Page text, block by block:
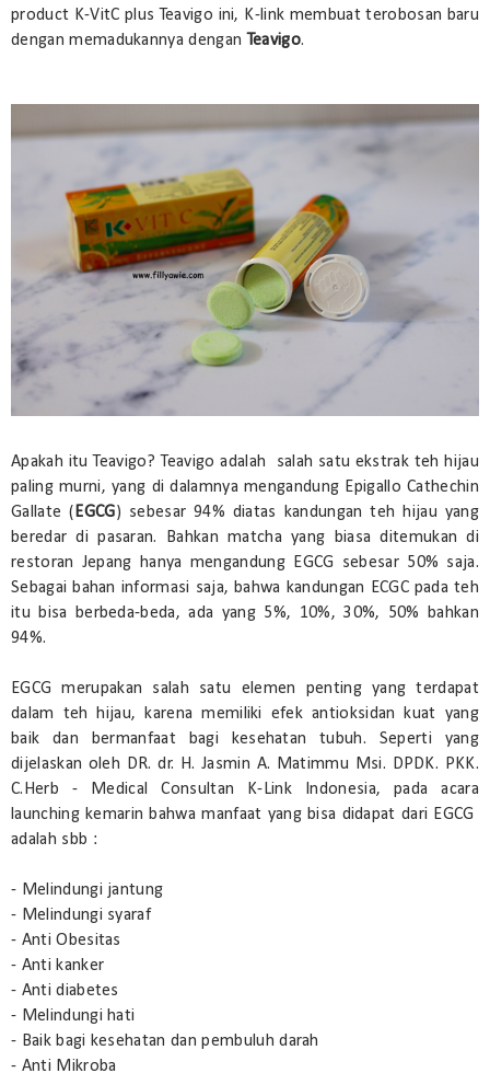
product K-VitC plus Teavigo ini, K-link membuat terobosan baru
dengan memadukannya dengan Teavigo.
Apakah itu Teavigo? Teavigo adalah salah satu ekstrak teh hijau
paling murni, yang di dalamnya mengandung Epigallo Cathechin
Gallate (EGCG) sebesar 94% diatas kandungan teh hijau yang
beredar di pasaran. Bahkan matcha yang biasa ditemukan di
restoran Jepang hanya mengandung EGCG sebesar 50% saja.
Sebagai bahan informasi saja, bahwa kandungan ECGC pada teh
itu bisa berbeda-beda, ada yang 5%, 10%, 30%, 50% bahkan
94%.
EGCG merupakan salah satu elemen penting yang terdapat
dalam teh hijau, karena memiliki efek antioksidan kuat yang
baik dan bermanfaat bagi kesehatan tubuh. Seperti yang
dijelaskan oleh DR. dr. H. Jasmin A. Matimmu Msi. DPDK. PKK.
C.Herb - Medical Consultan K-Link Indonesia, pada acara
launching kemarin bahwa manfaat yang bisa didapat dari EGCG
adalah sbb :
- Melindungi jantung
- Melindungi syaraf
- Anti Obesitas
- Anti kanker
- Anti diabetes
- Melindungi hati
- Baik bagi kesehatan dan pembuluh darah
- Anti Mikroba